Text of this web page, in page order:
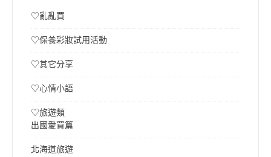
♡亂亂買
♡保養彩妝試用活動
♡其它分享
♡心情小語
♡旅遊類
出國愛買篇
北海道旅遊